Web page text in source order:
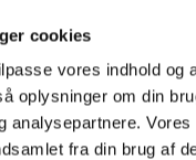
cookies
vores indhold og
oplysninger om din
analysepartnere.
fra din brug af